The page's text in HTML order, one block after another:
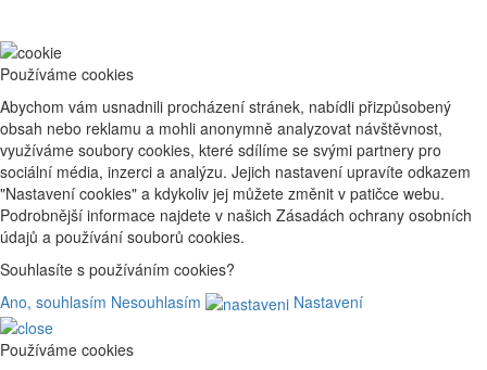
Používáme cookies
Abychom vám usnadnili procházení stránek, nabídli přizpůsobený
obsah nebo reklamu a mohli anonymně analyzovat návštěvnost,
využíváme soubory cookies, které sdílíme se svými partnery pro
sociální média, inzerci a analýzu. Jejich nastavení upravíte odkazem
"Nastavení cookies" a kdykoliv jej můžete změnit v patičce webu.
Podrobnější informace najdete v našich Zásadách ochrany osobních
údajů a používání souborů cookies.
Souhlasíte s používáním cookies?
Ano, souhlasím Nesouhlasím Nastavení
Používáme cookies